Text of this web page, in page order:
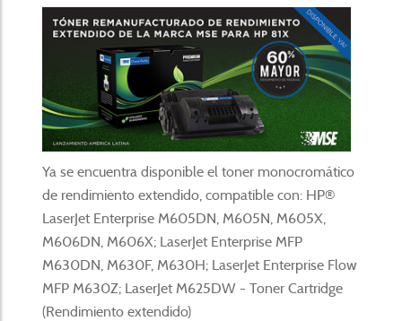
Ya se encuentra disponible el toner monocromático
de rendimiento extendido, compatible con: HP®
LaserJet Enterprise M605DN, M605N, M605X,
M606DN, M606X; LaserJet Enterprise MFP
M630DN, M630F, M630H; LaserJet Enterprise Flow
MFP M630Z; LaserJet M625DW - Toner Cartridge
(Rendimiento extendido)